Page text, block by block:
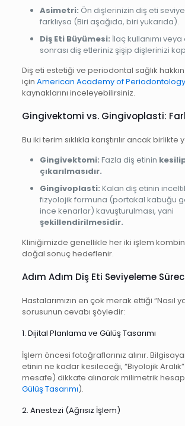
Asimetri: Ön dişlerinizin diş eti
farklıysa (Biri aşağıda, biri yukarıda).
Diş Eti Büyümesi: İlaç kullanımı
sonrası diş etleriniz şişip dişlerinizi
Diş eti estetiği ve periodontal sağlık
için American Academy of
kaynaklarını inceleyebilirsiniz.
Gingivektomi vs. Gingivoplasti:
Bu iki terim sıklıkla karıştırılır ancak birlikte
Gingivektomi: Fazla diş etinin
çıkarılmasıdır.
Gingivoplasti: Kalan diş etinin
fizyolojik formuna (portakal kabuğu
ince kenarlar) kavuşturulması, yani
şekillendirilmesidir.
Kliniğimizde genellikle her iki işlem
doğal sonuç hedeflenir.
Adım Adım Diş Eti Seviyeleme
Hastalarımızın en çok merak ettiği “Nasıl
sorusunun cevabı şöyledir:
1. Dijital Planlama ve Gülüş Tasarımı
İşlem öncesi fotoğraflarınız alınır.
etinin ne kadar kesileceği, “Biyolojik
mesafe) dikkate alınarak milimetrik
Gülüş Tasarımı).
2. Anestezi (Ağrısız İşlem)